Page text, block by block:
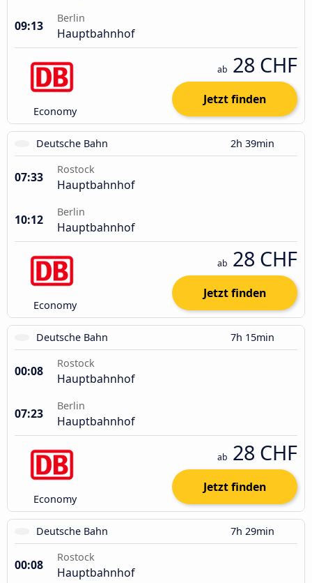
09:13
Berlin
Hauptbahnhof
Economy
ab 28 CHF
Jetzt finden
Deutsche Bahn 2h 39min
07:33
Rostock
Hauptbahnhof
10:12
Berlin
Hauptbahnhof
Economy
ab 28 CHF
Jetzt finden
Deutsche Bahn 7h 15min
00:08
Rostock
Hauptbahnhof
07:23
Berlin
Hauptbahnhof
Economy
ab 28 CHF
Jetzt finden
Deutsche Bahn 7h 29min
00:08
Rostock
Hauptbahnhof